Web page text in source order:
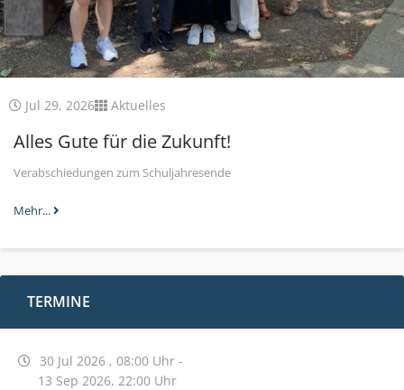
Jul 29, 2026 Aktuelles
Alles Gute für die Zukunft!
Verabschiedungen zum Schuljahresende
Mehr...
TERMINE
30 Jul 2026 , 08:00 Uhr -
13 Sep 2026, 22:00 Uhr